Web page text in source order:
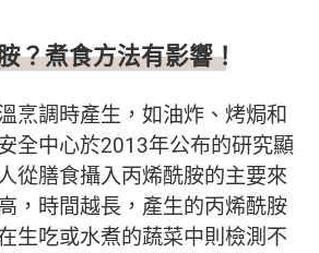
？煮食方法有影響！
烹調時產生，如油炸、烤焗和
全中心於2013年公布的研究顯
從膳食攝入丙烯酰胺的主要來
，時間越長，產生的丙烯酰胺
生吃或水煮的蔬菜中則檢測不